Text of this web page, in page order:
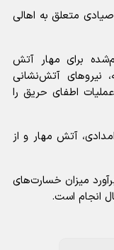
10 فروند قایق صیادی متعلق به اهالی
برای مهار آتش
نیروهای آتش‌نشانی
اطفای حریق را
امدادی، آتش مهار و از
میزان خسارت‌های
انجام است.